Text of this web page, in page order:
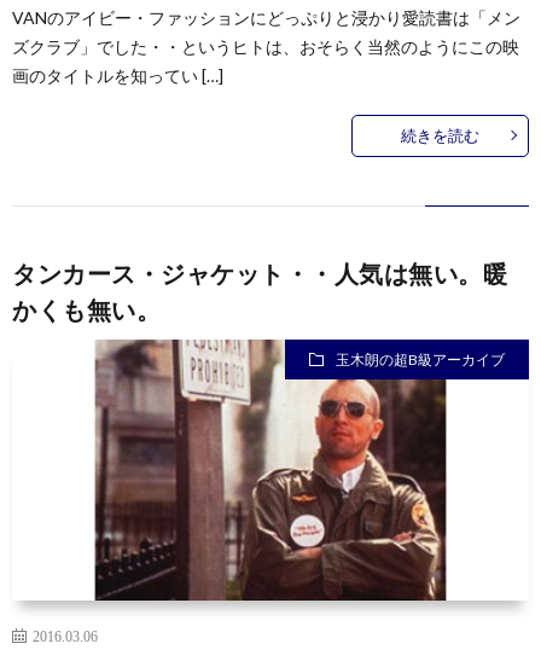
VANのアイビー・ファッションにどっぷりと浸かり愛読書は「メン
ズクラブ」でした・・というヒトは、おそらく当然のようにこの映
画のタイトルを知ってい […]
続きを読む
タンカース・ジャケット・・人気は無い。暖
かくも無い。
玉木朗の超B級アーカイブ
2016.03.06